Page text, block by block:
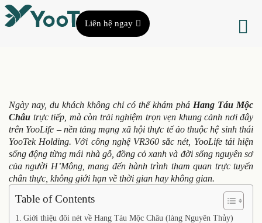
Liên hệ ngay
Ngày nay, du khách không chỉ có thể khám phá Hang Táu Mộc
Châu trực tiếp, mà còn trải nghiệm trọn vẹn khung cảnh nơi đây
trên YooLife – nền tảng mạng xã hội thực tế ảo thuộc hệ sinh thái
YooTek Holding. Với công nghệ VR360 sắc nét, YooLife tái hiện
sống động từng mái nhà gỗ, đồng cỏ xanh và đời sống nguyên sơ
của người H’Mông, mang đến hành trình tham quan trực tuyến
chân thực, không giới hạn về thời gian hay không gian.
Table of Contents
Giới thiệu đôi nét về Hang Táu Mộc Châu (làng Nguyên Thủy)